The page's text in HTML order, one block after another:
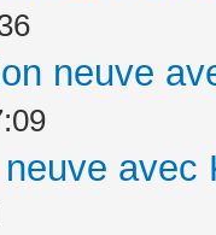
neuve
avec